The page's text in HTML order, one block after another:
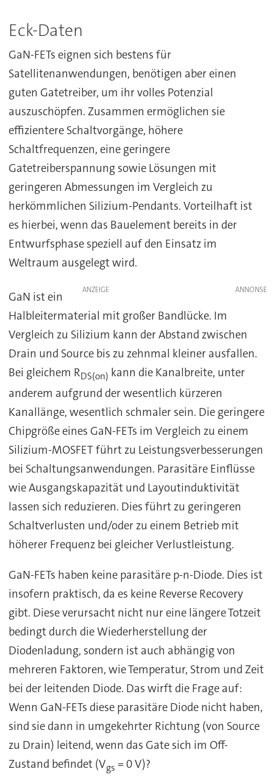
Eck-Daten
GaN-FETs eignen sich bestens für
Satellitenanwendungen, benötigen aber einen
guten Gatetreiber, um ihr volles Potenzial
auszuschöpfen. Zusammen ermöglichen sie
effizientere Schaltvorgänge, höhere
Schaltfrequenzen, eine geringere
Gatetreiberspannung sowie Lösungen mit
geringeren Abmessungen im Vergleich zu
herkömmlichen Silizium-Pendants. Vorteilhaft ist
es hierbei, wenn das Bauelement bereits in der
Entwurfsphase speziell auf den Einsatz im
Weltraum ausgelegt wird.
ANZEIGE
GaN ist ein
Halbleitermaterial mit großer Bandlücke. Im
Vergleich zu Silizium kann der Abstand zwischen
Drain und Source bis zu zehnmal kleiner ausfallen.
Bei gleichem RDS(on) kann die Kanalbreite, unter
anderem aufgrund der wesentlich kürzeren
Kanallänge, wesentlich schmaler sein. Die geringere
Chipgröße eines GaN-FETs im Vergleich zu einem
Silizium-MOSFET führt zu Leistungsverbesserungen
bei Schaltungsanwendungen. Parasitäre Einflüsse
wie Ausgangskapazität und Layoutinduktivität
lassen sich reduzieren. Dies führt zu geringeren
Schaltverlusten und/oder zu einem Betrieb mit
höherer Frequenz bei gleicher Verlustleistung.
GaN-FETs haben keine parasitäre p-n-Diode. Dies ist
insofern praktisch, da es keine Reverse Recovery
gibt. Diese verursacht nicht nur eine längere Totzeit
bedingt durch die Wiederherstellung der
Diodenladung, sondern ist auch abhängig von
mehreren Faktoren, wie Temperatur, Strom und Zeit
bei der leitenden Diode. Das wirft die Frage auf:
Wenn GaN-FETs diese parasitäre Diode nicht haben,
sind sie dann in umgekehrter Richtung (von Source
zu Drain) leitend, wenn das Gate sich im Off-
Zustand befindet (Vgs = 0 V)?